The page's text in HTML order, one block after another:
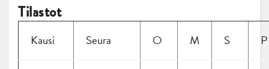
Tilastot
Kausi Seura O M S P